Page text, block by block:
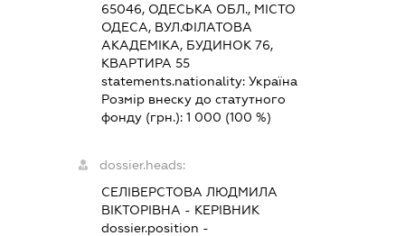
65046, ОДЕСЬКА ОБЛ., МІСТО
ОДЕСА, ВУЛ.ФІЛАТОВА
АКАДЕМІКА, БУДИНОК 76,
КВАРТИРА 55
statements.nationality: Україна
Розмір внеску до статутного
фонду (грн.): 1 000 (100 %)
dossier.heads:
СЕЛІВЕРСТОВА ЛЮДМИЛА
ВІКТОРІВНА - КЕРІВНИК
dossier.position -